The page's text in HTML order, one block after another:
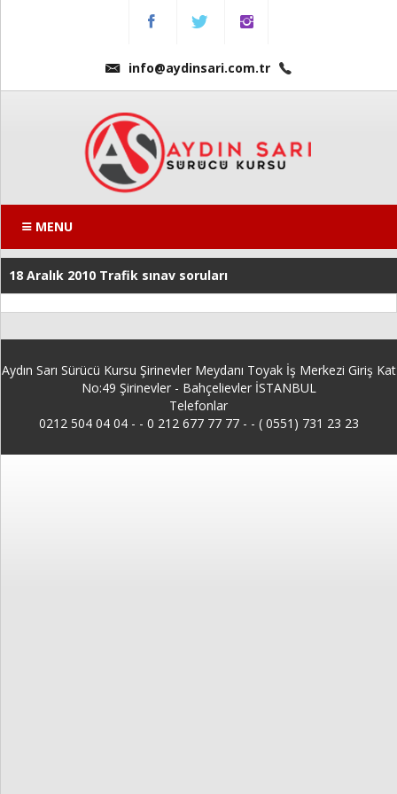
info@aydinsari.com.tr
MENU
18 Aralık 2010 Trafik sınav soruları
Aydın Sarı Sürücü Kursu Şirinevler Meydanı Toyak İş Merkezi Giriş Kat
No:49 Şirinevler - Bahçelievler İSTANBUL
Telefonlar
0212 504 04 04 - - 0 212 677 77 77 - - ( 0551) 731 23 23
Fiyatlarımız
Kursumuzdan
Ders
Videoları
Soruları
Online
İletişim